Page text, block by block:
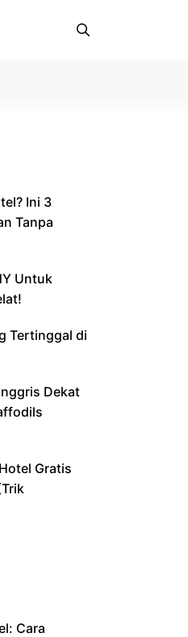
Ini 3
Tanpa
Untuk
Tertinggal di
Dekat
Gratis
Cara